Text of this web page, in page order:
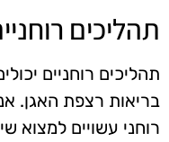
תהליכים
תהליכים רוחניים
בריאות רצפת האגן.
רוחני עשויים למצוא